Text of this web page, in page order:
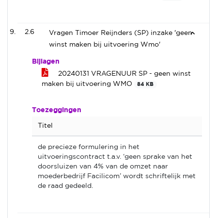
2.6
Vragen Timoer Reijnders (SP) inzake 'geen
winst maken bij uitvoering Wmo'
Bijlagen
20240131 VRAGENUUR SP - geen winst
maken bij uitvoering WMO
84 KB
Toezeggingen
Titel
de precieze formulering in het
uitvoeringscontract t.a.v. ‘geen sprake van het
doorsluizen van 4% van de omzet naar
moederbedrijf Facilicom’ wordt schriftelijk met
de raad gedeeld.